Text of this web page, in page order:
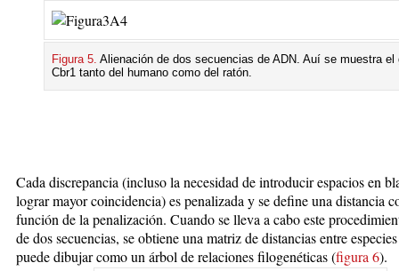
Figura 5. Alienación de dos secuencias de ADN. Auí se muestra el
Cbr1 tanto del humano como del ratón.
Cada discrepancia (incluso la necesidad de introducir espacios en
lograr mayor coincidencia) es penalizada y se define una distancia
función de la penalización. Cuando se lleva a cabo este
de dos secuencias, se obtiene una matriz de distancias entre
puede dibujar como un árbol de relaciones filogenéticas (figura 6).